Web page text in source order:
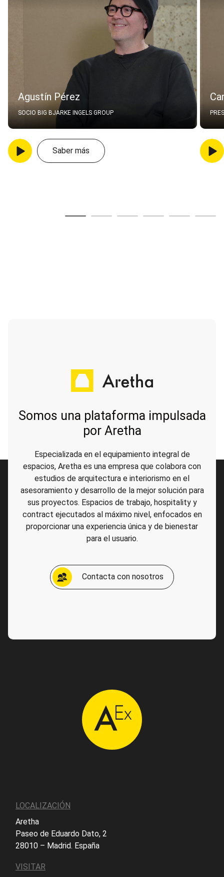
Agustín Pérez
SOCIO BIG BJARKE INGELS GROUP
Saber más
Somos una plataforma impulsada
por Aretha
Especializada en el equipamiento integral de
espacios, Aretha es una empresa que colabora con
estudios de arquitectura e interiorismo en el
asesoramiento y desarrollo de la mejor solución para
sus proyectos. Espacios de trabajo, hospitality y
contract ejecutados al máximo nivel, enfocados en
proporcionar una experiencia única y de bienestar
para el usuario.
Contacta con nosotros
LOCALIZACIÓN
Aretha
Paseo de Eduardo Dato, 2
28010 – Madrid. España
VISITAR